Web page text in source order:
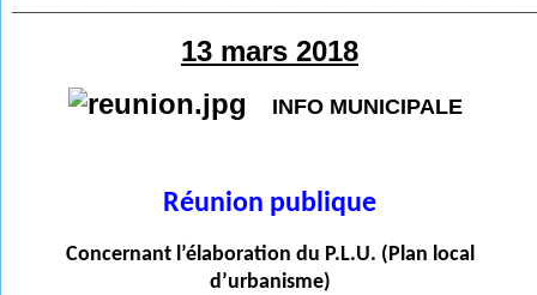
13 mars 2018
INFO MUNICIPALE
Réunion publique
Concernant l’élaboration du P.L.U. (Plan local
d’urbanisme)